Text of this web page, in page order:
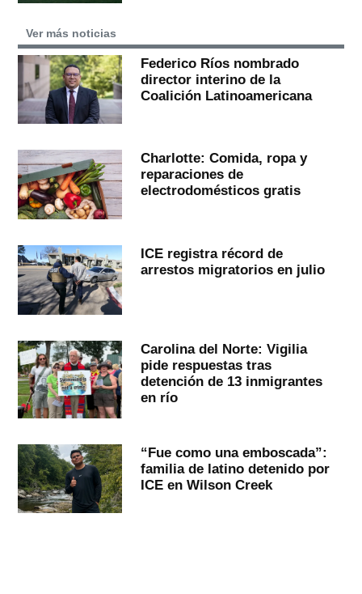
Ver más noticias
Federico Ríos nombrado
director interino de la
Coalición Latinoamericana
Charlotte: Comida, ropa y
reparaciones de
electrodomésticos gratis
ICE registra récord de
arrestos migratorios en julio
Carolina del Norte: Vigilia
pide respuestas tras
detención de 13 inmigrantes
en río
“Fue como una emboscada”:
familia de latino detenido por
ICE en Wilson Creek